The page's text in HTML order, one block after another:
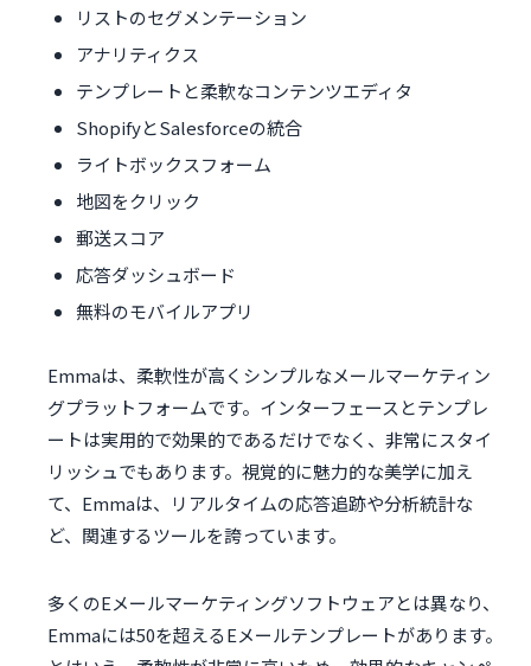
リストのセグメンテーション
アナリティクス
テンプレートと柔軟なコンテンツエディタ
ShopifyとSalesforceの統合
ライトボックスフォーム
地図をクリック
郵送スコア
応答ダッシュボード
無料のモバイルアプリ
Emmaは、柔軟性が高くシンプルなメールマーケティン
グプラットフォームです。インターフェースとテンプレ
ートは実用的で効果的であるだけでなく、非常にスタイ
リッシュでもあります。視覚的に魅力的な美学に加え
て、Emmaは、リアルタイムの応答追跡や分析統計な
ど、関連するツールを誇っています。
多くのEメールマーケティングソフトウェアとは異なり、
Emmaには50を超えるEメールテンプレートがあります。